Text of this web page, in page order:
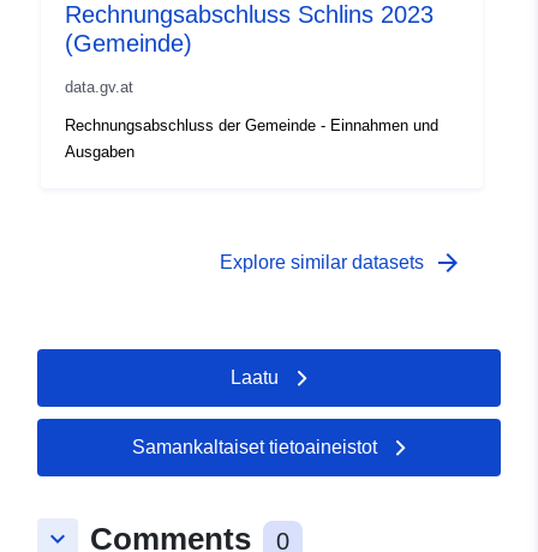
Rechnungsabschluss Schlins 2023
(Gemeinde)
data.gv.at
Rechnungsabschluss der Gemeinde - Einnahmen und
Ausgaben
Explore similar datasets arrow_forward
Laatu
Samankaltaiset tietoaineistot
keyboard_arrow_down Comments 0